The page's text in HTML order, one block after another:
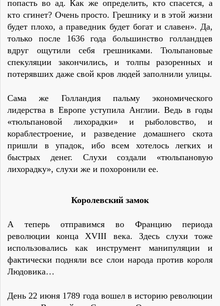
попасть во ад. Как же определить, кто спасется, а
кто сгинет? Очень просто. Грешнику и в этой жизни
будет плохо, а праведник будет богат и славен». Да,
только после 1636 года большинство голландцев
вдруг ощутили себя грешниками. Тюльпановые
спекуляции закончились, и толпы разоренных и
потерявших даже свой кров людей заполнили улицы.
Сама же Голландия пальму экономического
лидерства в Европе уступила Англии. Ведь в годы
«тюльпановой лихорадки» и рыболовство, и
кораблестроение, и разведение домашнего скота
пришли в упадок, ибо всем хотелось легких и
быстрых денег. Слухи создали «тюльпановую
лихорадку», слухи же и похоронили ее.
Королевский замок
А теперь отправимся во Францию периода
революции конца XVIII века. Здесь слухи тоже
использовались как инструмент манипуляции и
фактически подняли все слои народа против короля
Людовика…
День 22 июня 1789 года вошел в историю революции